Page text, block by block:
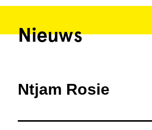
Film
Theater
Nieuws
Ntjam Rosie